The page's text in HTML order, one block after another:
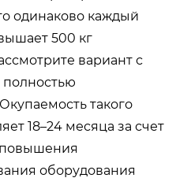
одинаково каждый
500 кг
вариант с
полностью
такого
18–24 месяца за счет
повышения
оборудования